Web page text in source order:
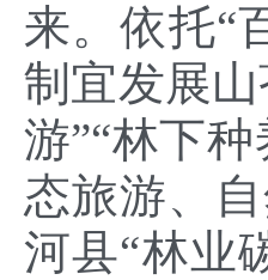
来。依托“
制宜发展
游”“林下
态旅游、
河县“林业